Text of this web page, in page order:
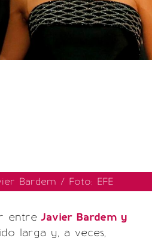
Bardem / Foto: EFE
entre Javier Bardem y
larga y, a veces,